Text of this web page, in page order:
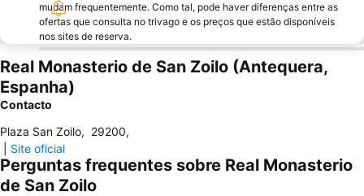
mudam frequentemente. Como tal, pode haver diferenças entre as
ofertas que consulta no trivago e os preços que estão disponíveis
nos sites de reserva.
Real Monasterio de San Zoilo (Antequera,
Espanha)
Contacto
Plaza San Zoilo, 29200,
Site oficial
Perguntas frequentes sobre Real Monasterio
de San Zoilo